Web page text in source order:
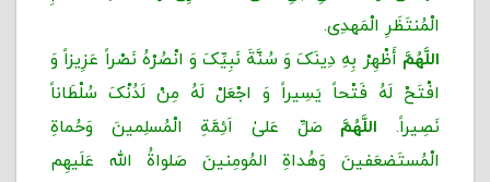
الْمُنتَظَرِ الْمَهدِی.
اللَّهُمَّ أَظْهِرْ بِهِ دِینَکَ وَ سُنَّةَ نَبِیِّکَ وَ انْصُرْهُ نَصْراً عَزِیزاً وَ
افْتَحْ لَهُ فَتْحاً یَسِیراً وَ اجْعَلْ لَهُ مِنْ لَدُنْکَ سُلْطَاناً
نَصِیراً. اللَّهُمَّ صَلِّ عَلیٰ اَئِمَّةِ الْمُسلِمینَ وَحُماةِ
الْمُستَضعَفینَ وَهُداةِ المُومِنینَ صَلواةُ الله عَلَیهِم